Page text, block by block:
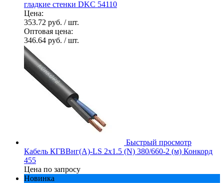
гладкие стенки DKC 54110
Цена:
353.72 руб. / шт.
Оптовая цена:
346.64 руб. / шт.
Быстрый просмотр
Кабель КГВВнг(А)-LS 2х1.5 (N) 380/660-2 (м) Конкорд
455
Цена по запросу
Новинка